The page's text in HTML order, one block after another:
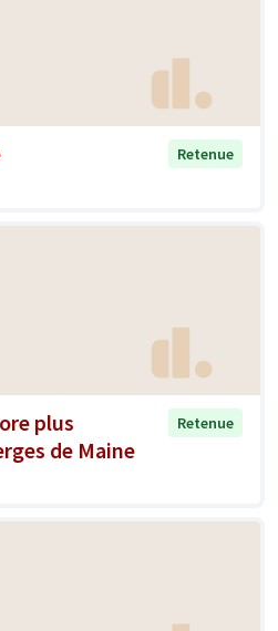
Retenue
plus
de Maine
Retenue